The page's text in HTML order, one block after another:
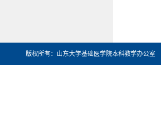
版权所有：山东大学基础医学院本科教学办公室